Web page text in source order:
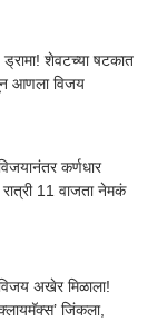
ड्रामा! शेवटच्या षटकात
आणला विजय
कर्णधार
11 वाजता नेमकं
अखेर मिळाला!
जिंकला,